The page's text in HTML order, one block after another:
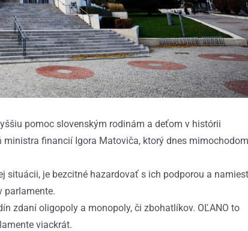
pomoc slovenským rodinám a deťom v histórii
ministra financií Igora Matoviča, ktorý dnes mimochodom
situácii, je bezcitné hazardovať s ich podporou a
parlamente.
zdaní oligopoly a monopoly, či zbohatlíkov. OĽANO to
viackrát.